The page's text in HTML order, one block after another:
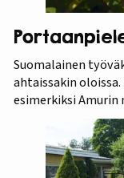
Suomalainen
ahtaissakin
esimerkiksi